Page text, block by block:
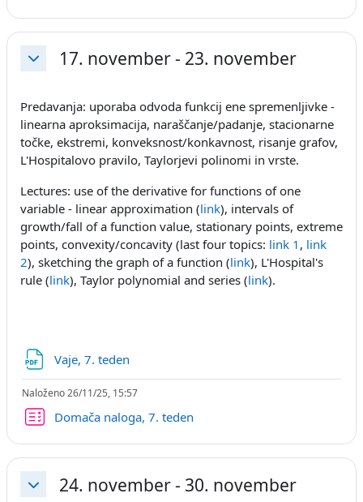
Skrči 17. november - 23. november
Predavanja: uporaba odvoda funkcij ene spremenljivke -
linearna aproksimacija, naraščanje/padanje, stacionarne
točke, ekstremi, konveksnost/konkavnost, risanje grafov,
L'Hospitalovo pravilo, Taylorjevi polinomi in vrste.
Lectures: use of the derivative for functions of one
variable - linear approximation (link), intervals of
growth/fall of a function value, stationary points, extreme
points, convexity/concavity (last four topics: link 1 , link
2), sketching the graph of a function (link), L'Hospital's
rule (link), Taylor polynomial and series (link).
Vaje, 7. teden
Naloženo 26/11/25, 15:57
Domača naloga, 7. tedenKviz
Skrči 24. november - 30. november